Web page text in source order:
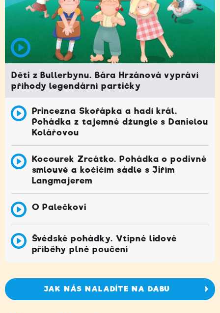
Děti z Bullerbynu. Bára Hrzánová vypráví
příhody legendární partičky
Princezna Skořápka a hadí král.
Pohádka z tajemné džungle s Danielou
Kolářovou
Kocourek Zrcátko. Pohádka o podivné
smlouvě a kočičím sádle s Jiřím
Langmajerem
O Palečkovi
Švédské pohádky. Vtipné lidové
příběhy plné poučení
JAK NÁS NALADÍTE NA DABU